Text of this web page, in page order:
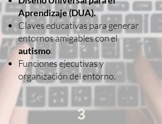
Aprendizaje (DUA).
Claves educativas para generar
entornos amigables con el
autismo.
Funciones ejecutivas y
organización del entorno.
3